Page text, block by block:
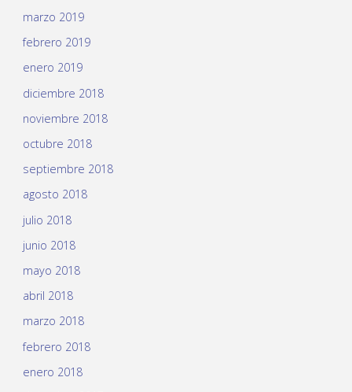
marzo 2019
febrero 2019
enero 2019
diciembre 2018
noviembre 2018
octubre 2018
septiembre 2018
agosto 2018
julio 2018
junio 2018
mayo 2018
abril 2018
marzo 2018
febrero 2018
enero 2018